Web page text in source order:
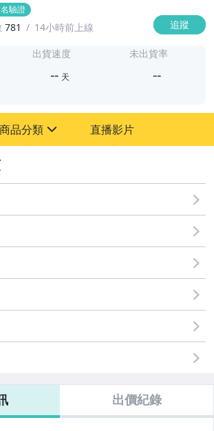
驗證
781 14小時前上線 追蹤
出貨速度
-- 天
未出貨率
--
商品分類 直播影片
出價紀錄